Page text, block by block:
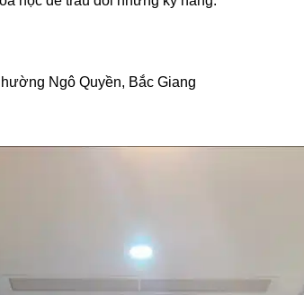
Ngô Quyền, Bắc Giang